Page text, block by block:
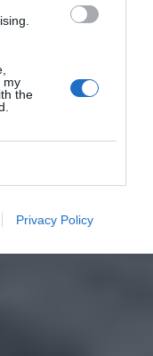
my
the
Privacy Policy